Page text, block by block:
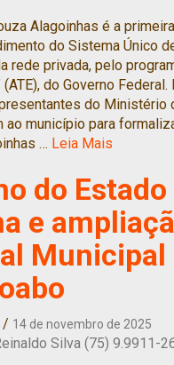
Alagoinhas é a
do Sistema Único
rede privada, pelo
do Governo Federal.
do Ministério
ao município para
… Leia Mais
do
e
Municipal
/ 14 de novembro de 2025
Silva (75) 9.9911-